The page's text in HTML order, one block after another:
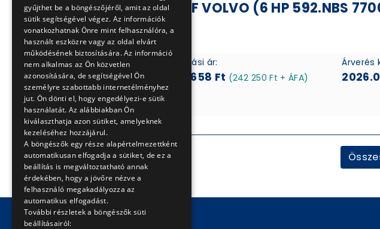
Sebességváltó ZF VOLVO (6 HP 592.NBS
/ARV2026901617
Kikiáltási ár:
307 658 Ft (242 250 Ft + ÁFA)
Árverés
gyűjthet be a böngészőjéről, amit az oldal
sütik segítségével végez. Az információk
vonatkozhatnak Önre mint felhasználóra, a
használt eszközre vagy az oldal elvárt
működésének biztosítására. Az információ
nem alkalmas az Ön közvetlen
azonosítására, de segítségével Ön
személyre szabottabb internetélményhez
jut. Ön dönti el, hogy engedélyezi-e sütik
használatát. Az alábbiakban Ön
kiválaszthatja azon sütiket, amelyeknek
kezeléséhez hozzájárul.
A böngészők egy része alapértelmezettként
automatikusan elfogadja a sütiket, de ez a
beállítás is megváltoztatható annak
érdekében, hogy a jövőre nézve a
felhasználó megakadályozza az
automatikus elfogadást.
További részletek a böngészők süti
beállításairól: